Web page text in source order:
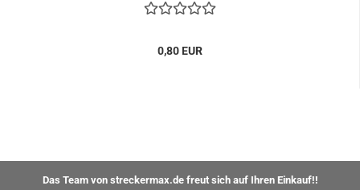
0,80 EUR
Das Team von streckermax.de freut sich auf Ihren Einkauf!!